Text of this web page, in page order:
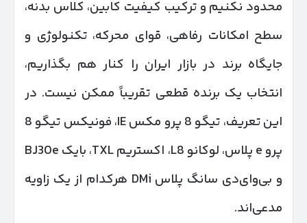
محدود نکنیم و ترکیب کیفیت کابین، کلاس بدنه،
سطح امکانات رفاهی، قوای محرکه، تکنولوژی و
جایگاه برند در بازار ایران را کنار هم بگذاریم،
انتخاب یک برنده قطعی تقریباً ممکن نیست. در
این تعریف، تیگو 8 پرو مکس IE، فونیکس تیگو 8
پرو e پلاس، لوکانو L8، اکستریم TXL، بایک BJ30e
و بی‌وای‌دی سانگ پلاس DMi هرکدام از یک زاویه
مدعی‌اند.